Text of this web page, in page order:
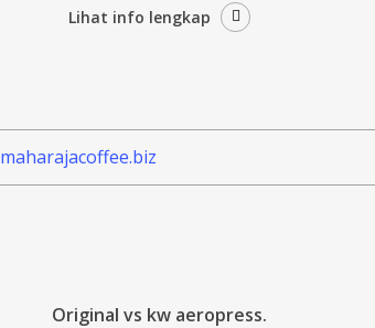
Lihat info lengkap
maharajacoffee.biz
Original vs kw aeropress.